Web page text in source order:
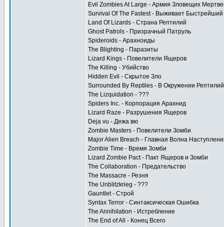
Evil Zombies At Large - Армия Зловещих
Survival Of The Fastest - Выживает Быстрейший
Land Of Lizards - Страна Рептилий
Ghost Patrols - Призрачный Патруль
Spideroids - Арахноиды
The Blighting - Паразиты
Lizard Kings - Повелители Ящеров
The Killing - Убийство
Hidden Evil - Скрытое Зло
Surrounded By Reptiles - В Окружении Рептилий
The Lizquidation - ???
Spiders Inc. - Корпорация Арахнид
Lizard Raze - Разрушения Ящеров
Deja vu - Дежа вю
Zombie Masters - Повелители Зомби
Major Alien Breach - Главная Волна
Zombie Time - Время Зомби
Lizard Zombie Pact - Пакт Ящеров и Зомби
The Collaboration - Предательство
The Massacre - Резня
The Unblitzkrieg - ???
Gauntlet - Строй
Syntax Terror - Синтаксическая Ошибка
The Annihilation - Истребление
The End of All - Конец Всего